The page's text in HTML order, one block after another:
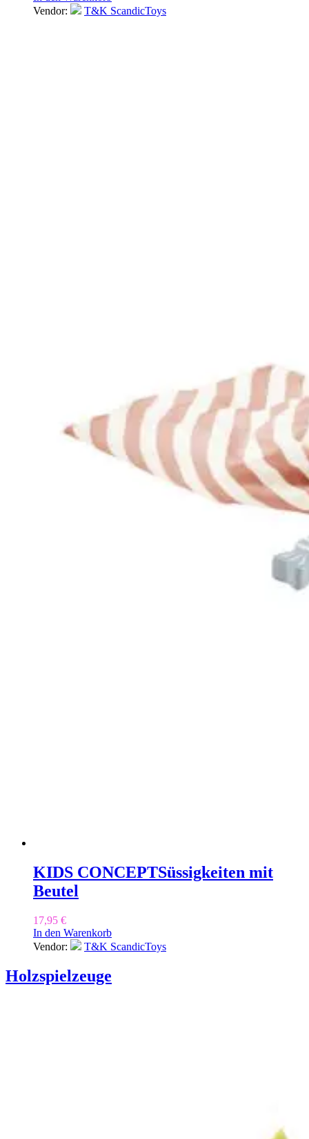
Vendor:
T&K ScandicToys
KIDS CONCEPTSüssigkeiten mit
Beutel
17,95 €
In den Warenkorb
Vendor:
T&K ScandicToys
Holzspielzeuge